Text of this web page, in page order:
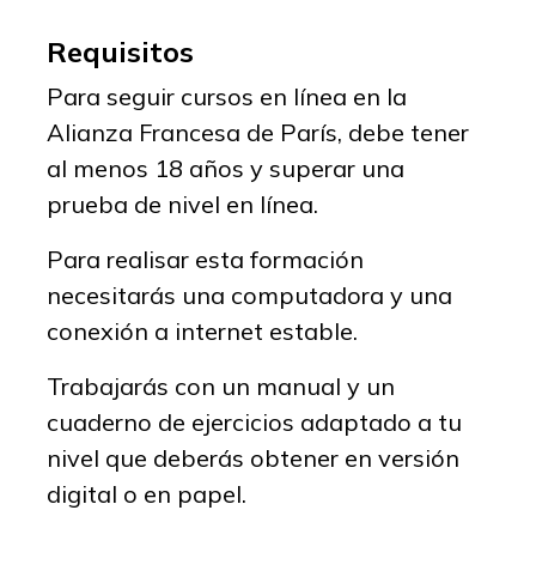
Requisitos
Para seguir cursos en línea en la
Alianza Francesa de París, debe tener
al menos 18 años y superar una
prueba de nivel en línea.
Para realisar esta formación
necesitarás una computadora y una
conexión a internet estable.
Trabajarás con un manual y un
cuaderno de ejercicios adaptado a tu
nivel que deberás obtener en versión
digital o en papel.